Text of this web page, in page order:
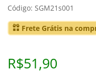
Código: SGM21s001
Frete Grátis na
R$51,90